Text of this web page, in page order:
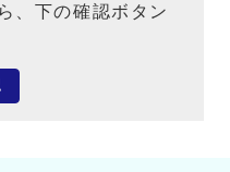
、下の確認ボタン